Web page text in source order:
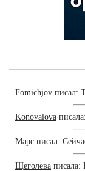
Fomichjov писал:
Konovalova
Марс писал:
Щеголева писала: